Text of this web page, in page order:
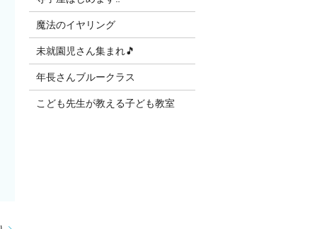
魔法のイヤリング
未就園児さん集まれ🎵
年長さんブルークラス
こども先生が教える子ども教室